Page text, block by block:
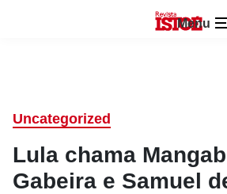
Menu
Uncategorized
Lula chama
Gabeira e Samuel